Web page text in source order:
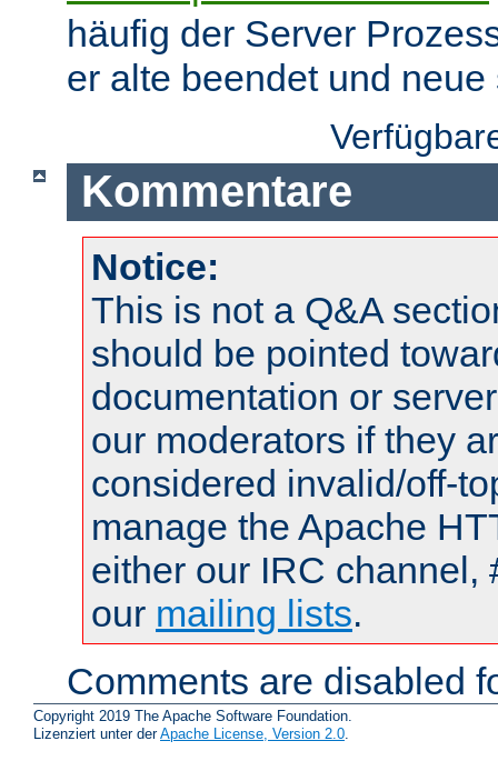
häufig der Server
er alte beendet und neue
Kommentare
Notice:
This is not a Q&A
should be pointed
documentation or
our moderators if they
considered invalid/off-
manage the Apache
either our IRC channel,
our mailing lists.
Comments are disabled
Copyright 2019 The Apache Software Foundation.
Lizenziert unter derApache License, Version 2.0